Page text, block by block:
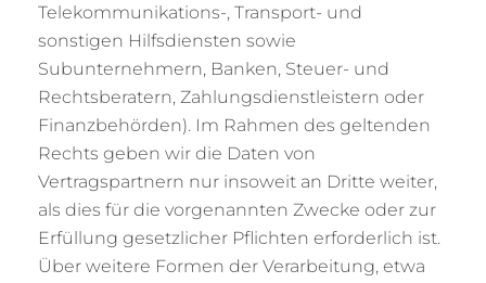
Telekommunikations-, Transport- und
sonstigen Hilfsdiensten sowie
Subunternehmern, Banken, Steuer- und
Rechtsberatern, Zahlungsdienstleistern oder
Finanzbehörden). Im Rahmen des geltenden
Rechts geben wir die Daten von
Vertragspartnern nur insoweit an Dritte weiter,
als dies für die vorgenannten Zwecke oder zur
Erfüllung gesetzlicher Pflichten erforderlich ist.
Über weitere Formen der Verarbeitung, etwa